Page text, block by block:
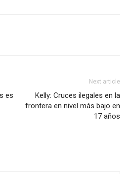
es
Next article
Kelly: Cruces ilegales en la
frontera en nivel más bajo en
17 años